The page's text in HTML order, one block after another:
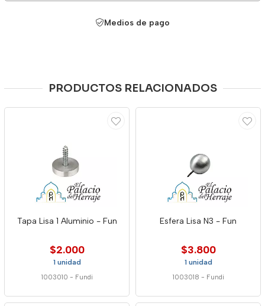
Medios de pago
PRODUCTOS RELACIONADOS
Tapa Lisa 1 Aluminio - Fun
$2.000
1 unidad
1003010 - Fundi
Esfera Lisa N3 - Fun
$3.800
1 unidad
1003018 - Fundi